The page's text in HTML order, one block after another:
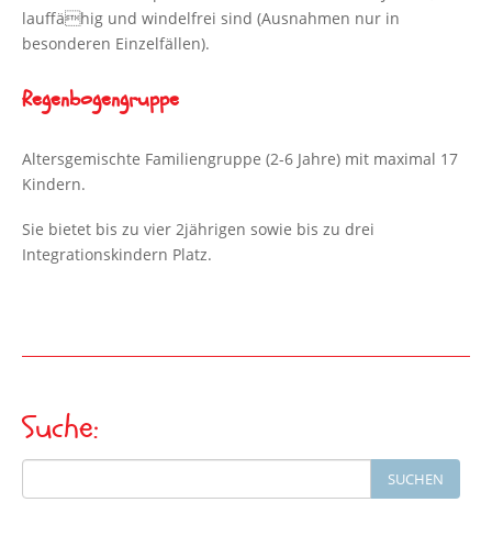
lauffähig und windelfrei sind (Ausnahmen nur in
besonderen Einzelfällen).
Regenbogengruppe
Altersgemischte Familiengruppe (2-6 Jahre) mit maximal 17
Kindern.
Sie bietet bis zu vier 2jährigen sowie bis zu drei
Integrationskindern Platz.
Suche:
Search
for:
SUCHEN